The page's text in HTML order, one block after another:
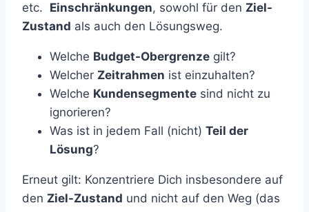
etc. Einschränkungen, sowohl für den Ziel-
Zustand als auch den Lösungsweg.
Welche Budget-Obergrenze gilt?
Welcher Zeitrahmen ist einzuhalten?
Welche Kundensegmente sind nicht zu
ignorieren?
Was ist in jedem Fall (nicht) Teil der
Lösung?
Erneut gilt: Konzentriere Dich insbesondere auf
den Ziel-Zustand und nicht auf den Weg (das